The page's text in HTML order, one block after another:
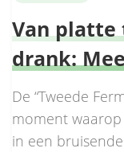
Van platte
drank:
De “Tweede
moment
in een